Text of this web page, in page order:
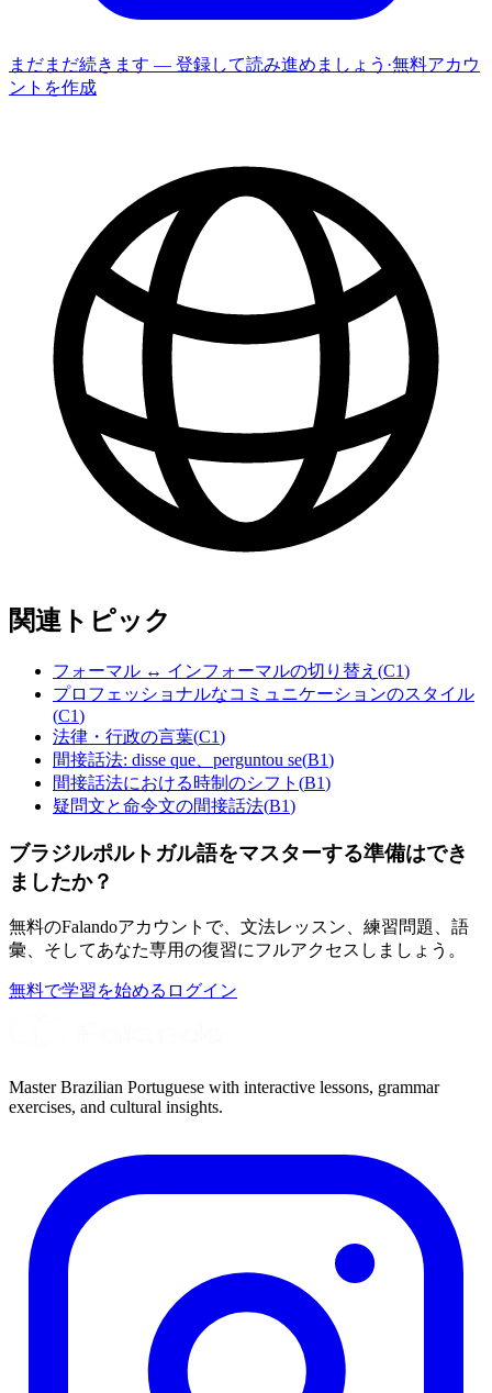
まだまだ続きます — 登録して読み進めましょう ·無料アカウ
ントを作成
関連トピック
フォーマル ↔ インフォーマルの切り替え (C1)
プロフェッショナルなコミュニケーションのスタイル
(C1)
法律・行政の言葉(C1)
間接話法: disse que、perguntou se(B1)
間接話法における時制のシフト (B1)
疑問文と命令文の間接話法(B1)
ブラジルポルトガル語をマスターする準備はでき
ましたか？
無料のFalandoアカウントで、文法レッスン、練習問題、語
彙、そしてあなた専用の復習にフルアクセスしましょう。
無料で学習を始める ログイン
Master Brazilian Portuguese with interactive lessons, grammar
exercises, and cultural insights.